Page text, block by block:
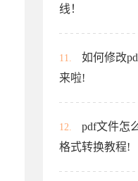
线！
11.
如何修改
来啦!
12.
pdf文件怎
格式转换教程!